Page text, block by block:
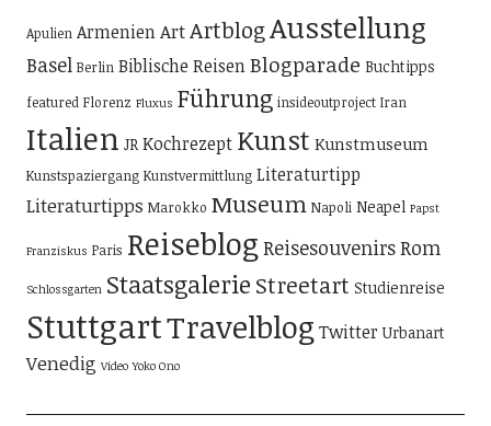
Apulien ArmenienArtArtblogAusstellung
Basel Berlin Biblische ReisenBlogparade Buchtipps
featured Florenz Fluxus Führung insideoutproject Iran
Italien JR Kochrezept Kunst Kunstmuseum
Kunstspaziergang Kunstvermittlung Literaturtipp
Literaturtipps Marokko Museum Napoli Neapel Papst
Franziskus Paris Reiseblog ReisesouvenirsRom
Schlossgarten Staatsgalerie Streetart Studienreise
StuttgartTravelblog Twitter Urbanart
Venedig Video Yoko Ono